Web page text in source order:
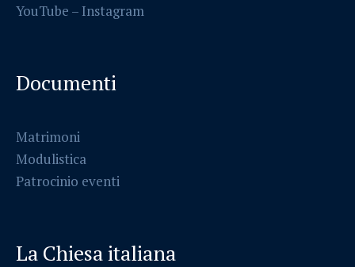
YouTube – Instagram
Documenti
Matrimoni
Modulistica
Patrocinio eventi
La Chiesa italiana